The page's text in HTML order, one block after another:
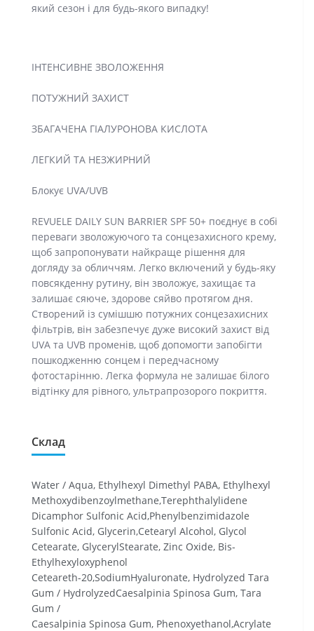
який сезон і для будь-якого випадку!
ІНТЕНСИВНЕ ЗВОЛОЖЕННЯ
ПОТУЖНИЙ ЗАХИСТ
ЗБАГАЧЕНА ГІАЛУРОНОВА КИСЛОТА
ЛЕГКИЙ ТА НЕЗЖИРНИЙ
Блокує UVA/UVB
REVUELE DAILY SUN BARRIER SPF 50+ поєднує в собі
переваги зволожуючого та сонцезахисного крему,
щоб запропонувати найкраще рішення для
догляду за обличчям. Легко включений у будь-яку
повсякденну рутину, він зволожує, захищає та
залишає сяюче, здорове сяйво протягом дня.
Створений із сумішшю потужних сонцезахисних
фільтрів, він забезпечує дуже високий захист від
UVA та UVB променів, щоб допомогти запобігти
пошкодженню сонцем і передчасному
фотостарінню. Легка формула не залишає білого
відтінку для рівного, ультрапрозорого покриття.
Склад
Water / Aqua, Ethylhexyl Dimethyl PABA, Ethylhexyl
Methoxydibenzoylmethane,Terephthalylidene
Dicamphor Sulfonic Acid,Phenylbenzimidazole
Sulfonic Acid, Glycerin,Cetearyl Alcohol, Glycol
Cetearate, GlycerylStearate, Zinc Oxide, Bis-
Ethylhexyloxyphenol
Ceteareth-20,SodiumHyaluronate, Hydrolyzed Tara
Gum / HydrolyzedCaesalpinia Spinosa Gum, Tara
Gum /
Caesalpinia Spinosa Gum, Phenoxyethanol,Acrylate